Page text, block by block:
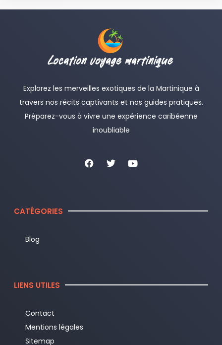
Explorez les merveilles exotiques de la Martinique à
travers nos récits captivants et nos guides pratiques.
Préparez-vous à vivre une expérience caribéenne
inoubliable
CATÉGORIES
Blog
LIENS UTILES
Contact
Mentions légales
Sitemap